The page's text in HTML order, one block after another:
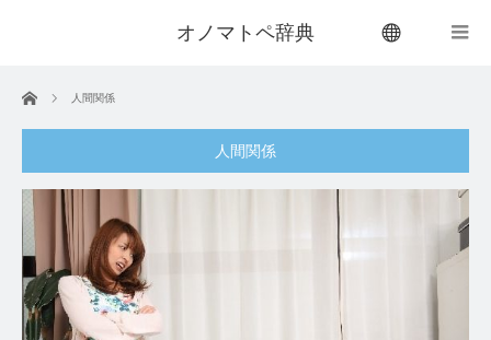
オノマトペ辞典
ホーム 人間関係
人間関係